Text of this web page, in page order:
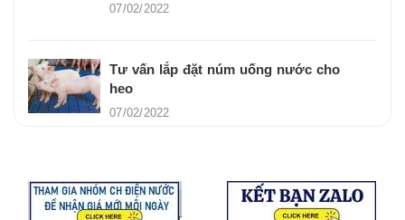
07/02/2022
Tư vấn lắp đặt núm uống nước cho
heo
07/02/2022